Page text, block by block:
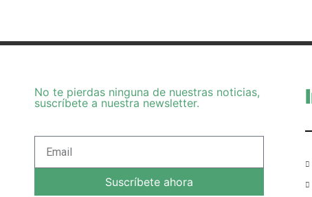
No te pierdas ninguna de nuestras noticias,
suscríbete a nuestra newsletter.
Suscríbete ahora